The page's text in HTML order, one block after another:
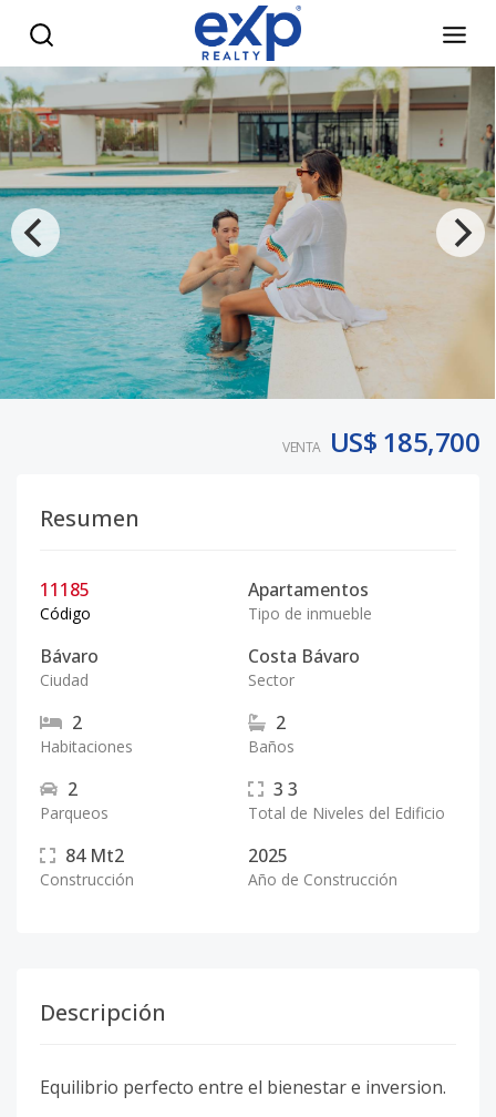
VENTA US$ 185,700
Resumen
11185
Código
Apartamentos
Tipo de inmueble
Bávaro
Ciudad
Costa Bávaro
Sector
2
Habitaciones
2
Baños
2
Parqueos
3 3
Total de Niveles del Edificio
84 Mt2
Construcción
2025
Año de Construcción
Descripción
Equilibrio perfecto entre el bienestar e inversion.
Exclusivos Apartamentos en Costa Bavaro - eXp Realty